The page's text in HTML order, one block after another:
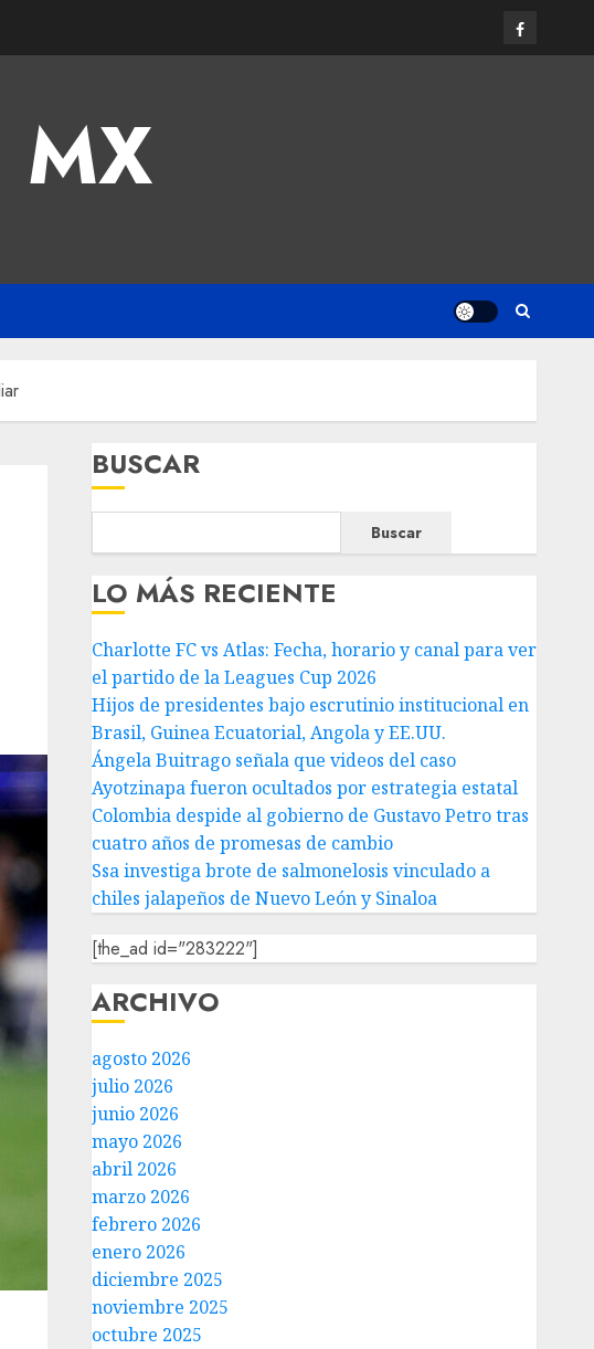
MX
BUSCAR
Buscar
LO MÁS RECIENTE
Charlotte FC vs Atlas: Fecha, horario y canal para ver
el partido de la Leagues Cup 2026
Hijos de presidentes bajo escrutinio institucional en
Brasil, Guinea Ecuatorial, Angola y EE.UU.
Ángela Buitrago señala que videos del caso
Ayotzinapa fueron ocultados por estrategia estatal
Colombia despide al gobierno de Gustavo Petro tras
cuatro años de promesas de cambio
Ssa investiga brote de salmonelosis vinculado a
chiles jalapeños de Nuevo León y Sinaloa
[the_ad id="283222"]
ARCHIVO
agosto 2026
julio 2026
junio 2026
mayo 2026
abril 2026
marzo 2026
febrero 2026
enero 2026
diciembre 2025
noviembre 2025
octubre 2025